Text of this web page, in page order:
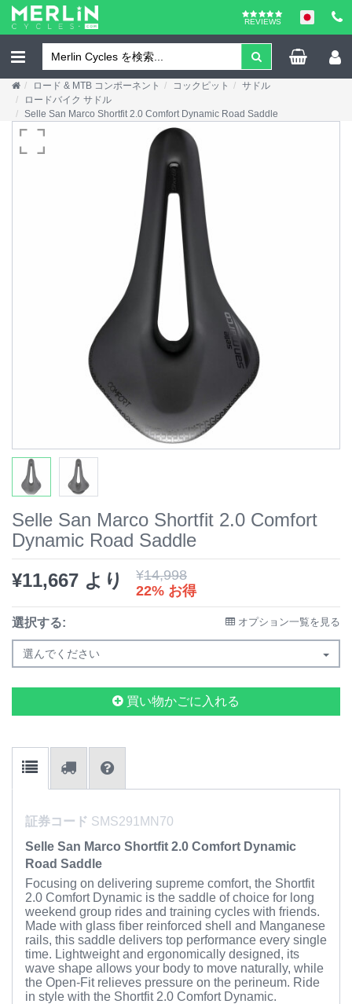
REVIEWS
ロード & MTB コンポーネント コックピット
サドル
ロードバイク サドル
Selle San Marco Shortfit 2.0 Comfort Dynamic Road Saddle
Selle San Marco Shortfit 2.0 Comfort
Dynamic Road Saddle
¥11,667 より ¥14,998
22% お得
選択する: オプション一覧を見る
選んでください
買い物かごに入れる
証券コード SMS291MN70
Selle San Marco Shortfit 2.0 Comfort Dynamic
Road Saddle
Focusing on delivering supreme comfort, the Shortfit
2.0 Comfort Dynamic is the saddle of choice for long
weekend group rides and training cycles with friends.
Made with glass fiber reinforced shell and Manganese
rails, this saddle delivers top performance every single
time. Lightweight and ergonomically designed, its
wave shape allows your body to move naturally, while
the Open-Fit relieves pressure on the perineum. Ride
in style with the Shortfit 2.0 Comfort Dynamic.